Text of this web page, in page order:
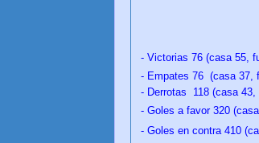
- Victorias 76 (casa 55,
- Empates 76 (casa 37,
- Derrotas 118 (casa 43,
- Goles a favor 320
- Goles en contra 410